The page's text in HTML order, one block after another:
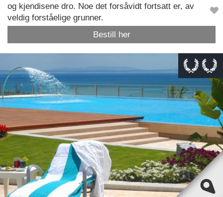
og kjendisene dro. Noe det forsåvidt fortsatt er, av
veldig forståelige grunner.
Bestill her
This page can't load Google Maps correctly.
Do you own this website?
OK